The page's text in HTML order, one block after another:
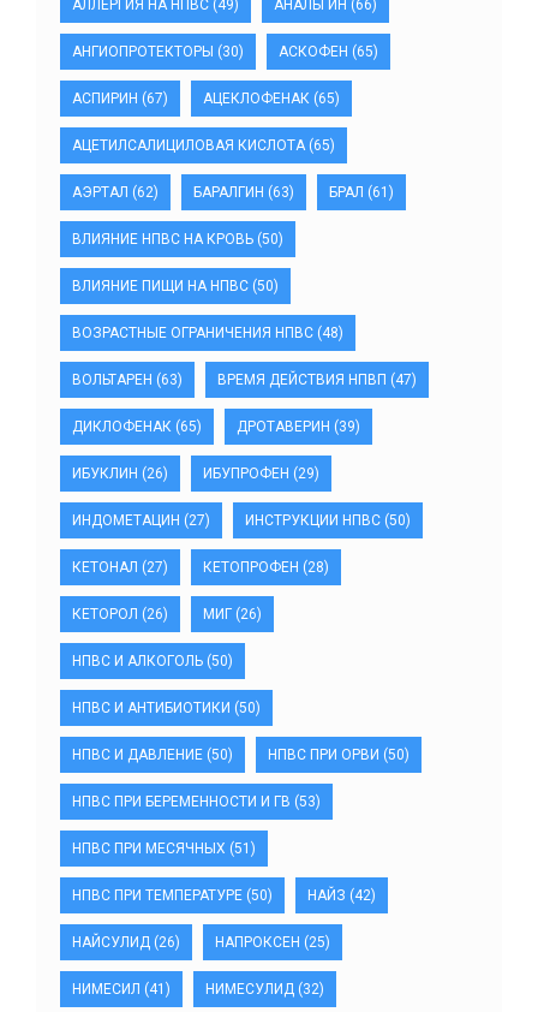
АЛЛЕРГИЯ НА НПВС (49) АНАЛЬГИН (66)
АНГИОПРОТЕКТОРЫ (30) АСКОФЕН (65)
АСПИРИН (67) АЦЕКЛОФЕНАК (65)
АЦЕТИЛСАЛИЦИЛОВАЯ КИСЛОТА(65)
АЭРТАЛ (62) БАРАЛГИН (63) БРАЛ (61)
ВЛИЯНИЕ НПВС НА КРОВЬ (50)
ВЛИЯНИЕ ПИЩИ НА НПВС (50)
ВОЗРАСТНЫЕ ОГРАНИЧЕНИЯ НПВС (48)
ВОЛЬТАРЕН (63) ВРЕМЯ ДЕЙСТВИЯ НПВП (47)
ДИКЛОФЕНАК (65) ДРОТАВЕРИН (39)
ИБУКЛИН (26) ИБУПРОФЕН (29)
ИНДОМЕТАЦИН (27) ИНСТРУКЦИИ НПВС (50)
КЕТОНАЛ (27) КЕТОПРОФЕН (28)
КЕТОРОЛ (26) МИГ (26)
НПВС И АЛКОГОЛЬ (50)
НПВС И АНТИБИОТИКИ (50)
НПВС И ДАВЛЕНИЕ (50) НПВС ПРИ ОРВИ (50)
НПВС ПРИ БЕРЕМЕННОСТИ И ГВ (53)
НПВС ПРИ МЕСЯЧНЫХ (51)
НПВС ПРИ ТЕМПЕРАТУРЕ (50) НАЙЗ (42)
НАЙСУЛИД (26) НАПРОКСЕН (25)
НИМЕСИЛ (41) НИМЕСУЛИД (32)